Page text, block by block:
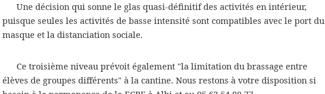
Une décision qui sonne le glas quasi-définitif des activités en intérieur,
puisque seules les activités de basse intensité sont compatibles avec le port du
masque et la distanciation sociale.
Ce troisième niveau prévoit également "la limitation du brassage entre
élèves de groupes différents" à la cantine. Nous restons à votre disposition si